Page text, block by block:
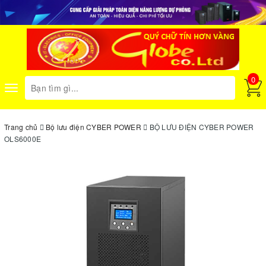
Toggle
navigation
0
Trang chủ Bộ lưu điện CYBER POWER
BỘ LƯU ĐIỆN CYBER POWER
OLS6000E